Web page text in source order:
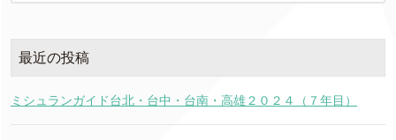
最近の投稿
ミシュランガイド台北・台中・台南・高雄２０２４（７年目）